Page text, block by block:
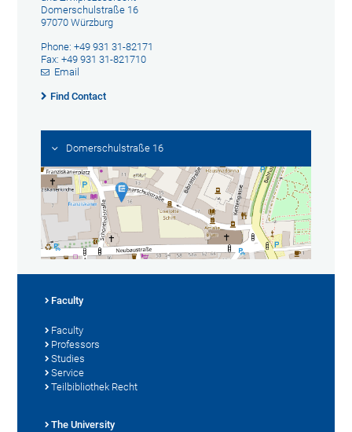
Domerschulstraße 16
97070 Würzburg
Phone: +49 931 31-82171
Fax: +49 931 31-821710
Email
Find Contact
Domerschulstraße 16
Faculty
Faculty
Professors
Studies
Service
Teilbibliothek Recht
The University